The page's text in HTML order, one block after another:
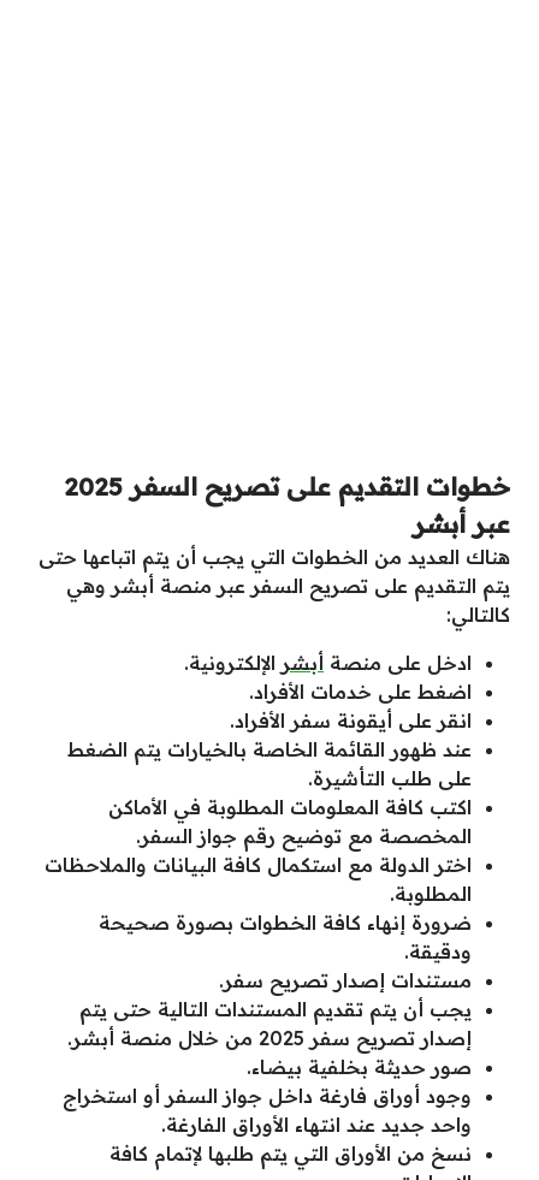
خطوات التقديم على تصريح السفر 2025
عبر أبشر
هناك العديد من الخطوات التي يجب أن يتم اتباعها حتى
يتم التقديم على تصريح السفر عبر منصة أبشر وهي
كالتالي:
ادخل على منصة أبشر الإلكترونية.
اضغط على خدمات الأفراد.
انقر على أيقونة سفر الأفراد.
عند ظهور القائمة الخاصة بالخيارات يتم الضغط
على طلب التأشيرة.
اكتب كافة المعلومات المطلوبة في الأماكن
المخصصة مع توضيح رقم جواز السفر.
اختر الدولة مع استكمال كافة البيانات والملاحظات
المطلوبة.
ضرورة إنهاء كافة الخطوات بصورة صحيحة
ودقيقة.
مستندات إصدار تصريح سفر.
يجب أن يتم تقديم المستندات التالية حتى يتم
إصدار تصريح سفر 2025 من خلال منصة أبشر.
صور حديثة بخلفية بيضاء.
وجود أوراق فارغة داخل جواز السفر أو استخراج
واحد جديد عند انتهاء الأوراق الفارغة.
نسخ من الأوراق التي يتم طلبها لإتمام كافة